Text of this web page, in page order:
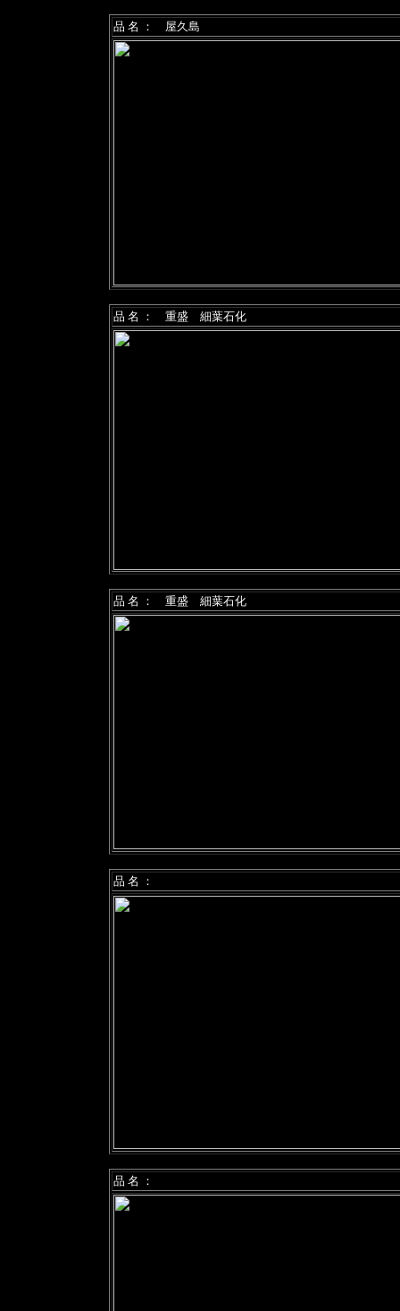
品 名 ： 屋久島
品 名 ： 重盛 細葉石化
品 名 ： 重盛 細葉石化
品 名 ：
品 名 ：